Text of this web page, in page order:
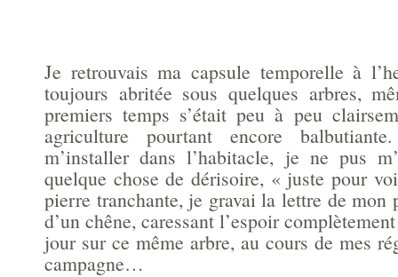
Je retrouvais ma capsule temporelle à
toujours abritée sous quelques arbres,
premiers temps s’était peu à peu
agriculture pourtant encore
m’installer dans l’habitacle, je ne pus
quelque chose de dérisoire, « juste pour
pierre tranchante, je gravai la lettre de mon
d’un chêne, caressant l’espoir
jour sur ce même arbre, au cours de mes
campagne…